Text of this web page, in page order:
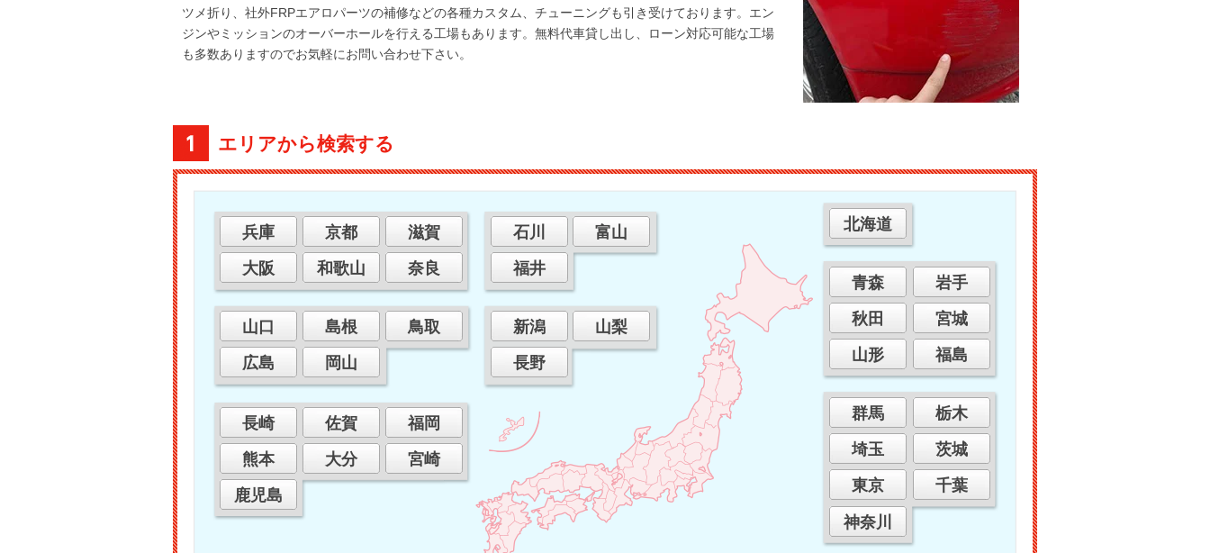
ツメ折り、社外FRPエアロパーツの補修などの各種カスタム、チューニングも引き受けております。 エン
ジンやミッションのオーバーホールを行える工場もあります。無料代車貸し出し、ローン対応可能な工場
も多数ありますのでお気軽にお問い合わせ下さい。
エリアから検索する
兵庫 京都
滋賀
大阪
和歌山 奈良
山口 島根
鳥取
広島
岡山
長崎 佐賀
福岡
熊本
大分
宮崎
鹿児島
石川
富山
福井
新潟
山梨
長野
北海道
青森
岩手
秋田
宮城
山形
福島
群馬
栃木
埼玉
茨城
東京
千葉
神奈川